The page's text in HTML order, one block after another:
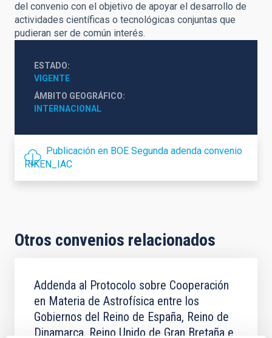
del convenio con el objetivo de apoyar el desarrollo de
actividades científicas o tecnológicas conjuntas que
pudieran ser de común interés.
ESTADO
VIGENTE
ÁMBITO GEOGRÁFICO
INTERNACIONAL
Publicación en BOE Segunda adenda convenio
RIKEN_IAC
Otros convenios relacionados
Addenda al Protocolo sobre Cooperación
en Materia de Astrofísica entre los
Gobiernos del Reino de España, Reino de
Dinamarca, Reino Unido de Gran Bretaña e